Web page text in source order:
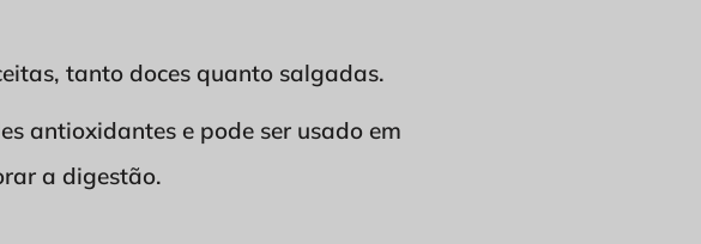
tanto doces quanto salgadas.
antioxidantes e pode ser usado em
a digestão.